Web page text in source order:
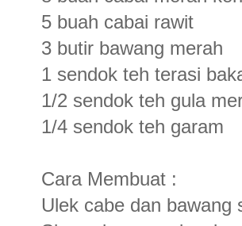
5 buah cabai rawit
3 butir bawang merah
1 sendok teh terasi
1/2 sendok teh gula
1/4 sendok teh garam
Cara Membuat :
Ulek cabe dan bawang